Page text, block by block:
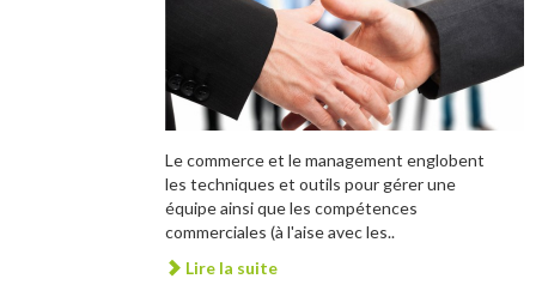
Le commerce et le management englobent
les techniques et outils pour gérer une
équipe ainsi que les compétences
commerciales (à l'aise avec les..
Lire la suite